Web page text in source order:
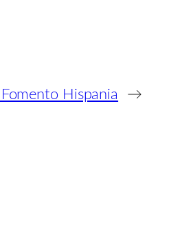
Hispania →